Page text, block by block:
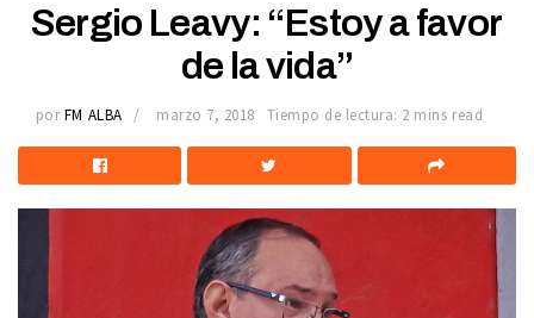
Sergio Leavy: “Estoy a favor
de la vida”
por FM ALBA marzo 7, 2018 Tiempo de lectura: 2 mins read